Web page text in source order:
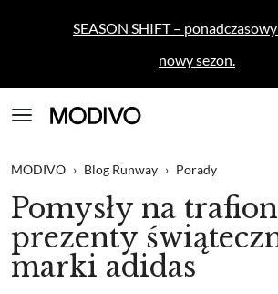
SEASON SHIFT –
nowy sezon.
MODIVO › Blog Runway › Porady
Pomysły na
prezenty
marki adidas